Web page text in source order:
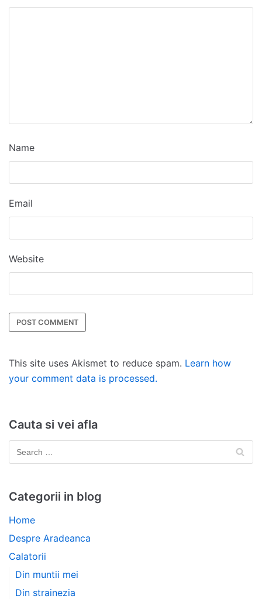
Name
Email
Website
This site uses Akismet to reduce spam. Learn how
your comment data is processed.
Cauta si vei afla
Categorii in blog
Home
Despre Aradeanca
Calatorii
Din muntii mei
Din strainezia